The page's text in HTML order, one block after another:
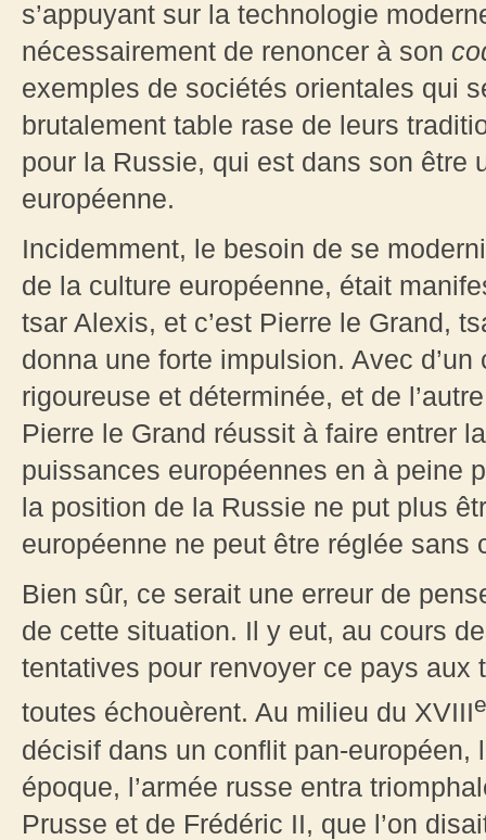
s’appuyant sur la technologie
nécessairement de renoncer à son
exemples de sociétés orientales qui
brutalement table rase de leurs
pour la Russie, qui est dans son être
européenne.
Incidemment, le besoin de se
de la culture européenne, était
tsar Alexis, et c’est Pierre le Grand,
donna une forte impulsion. Avec
rigoureuse et déterminée, et de
Pierre le Grand réussit à faire entrer
puissances européennes en à peine
la position de la Russie ne put plus
européenne ne peut être réglée sans
Bien sûr, ce serait une erreur de
de cette situation. Il y eut, au cours
tentatives pour renvoyer ce pays aux
toutes échouèrent. Au milieu du XVIIIe
décisif dans un conflit pan-européen,
époque, l’armée russe entra
Prusse et de Frédéric II, que l’on